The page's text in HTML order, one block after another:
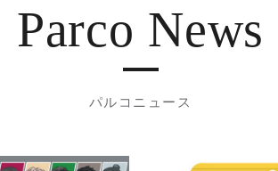
Parco News
パルコニュース